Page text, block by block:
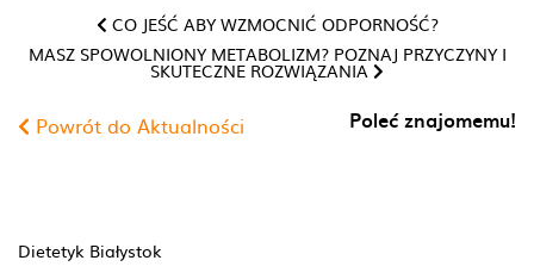
CO JEŚĆ ABY WZMOCNIĆ ODPORNOŚĆ?
MASZ SPOWOLNIONY METABOLIZM? POZNAJ PRZYCZYNY I
SKUTECZNE ROZWIĄZANIA
Powrót do Aktualności Poleć znajomemu!
Dietetyk Białystok